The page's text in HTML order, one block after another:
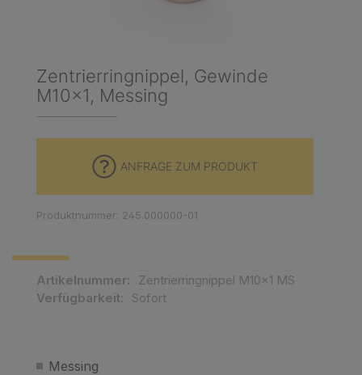
Zentrierringnippel, Gewinde
M10x1, Messing
Messing
Artikelnummer:
Zentrierringnippel M10x1 MS
Verfügbarkeit:
Sofort
ANFRAGE ZUM PRODUKT
Produktnummer: 245.000000-01